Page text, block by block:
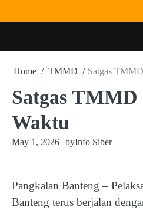
to
Home TMMD Satgas
Satgas TMMD
Waktu
May 1, 2026 byInfo Siber
Pangkalan Banteng –
Banteng terus berjalan